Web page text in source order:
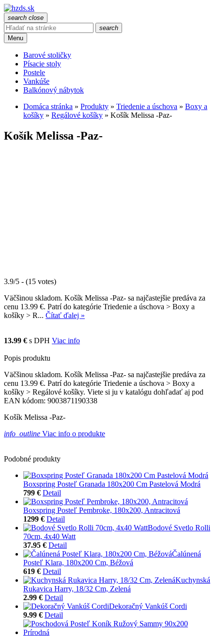
search close
search
Menu
Barové stoličky
Písacie stoly
Postele
Vankúše
Balkónový nábytok
Domáca stránka » Produkty » Triedenie a úschova » Boxy a
košíky » Regálové košíky » Košík Melissa -Paz-
Košík Melissa -Paz-
3.9/5 - (15 votes)
Väčšinou skladom. Košík Melissa -Paz- sa najčastejšie predáva za
cenu 13.99 €. Patrí do kategórie Triedenie a úschova > Boxy a
košíky > R... Čítať ďalej »
13.99 € s DPH Viac info
Popis produktu
Väčšinou skladom. Košík Melissa -Paz- sa najčastejšie predáva za
cenu 13.99 €. Patrí do kategórie Triedenie a úschova > Boxy a
košíky > Regálové košíky. Viete si ju v katalógu dohľadať aj pod
EAN kódom: 9003871190338
Košík Melissa -Paz-
info_outline Viac info o produkte
Podobné produkty
Boxspring Posteľ Granada 180x200 Cm Pastelová Modrá
799 € Detail
Boxspring Posteľ Pembroke, 180x200, Antracitová
1299 € Detail
Bodové Svetlo Rolli
70cm, 4x40 Watt
37.95 € Detail
Čalúnená
Posteľ Klara, 180x200 Cm, Béžová
619 € Detail
Kuchynská
Rukavica Harry, 18/32 Cm, Zelená
2.99 € Detail
Dekoračný Vankúš Cordi
9.99 € Detail